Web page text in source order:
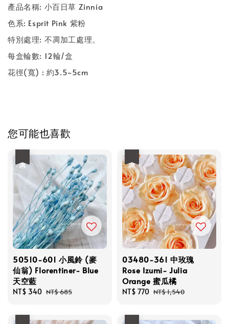
產品名稱: 小百日草 Zinnia
色系: Esprit Pink 紫粉
特別處理: 不凋加工處理。
每盒輪數: 12輪/盒
花徑(寬) : 約3.5~5cm
您可能也喜歡
50510-601 小風鈴 (麥
仙翁) Florentiner- Blue
天空藍
Sale
NT$ 340 Regular
NT$ 685
03480-361 中玫瑰
Rose Izumi- Julia
Orange 蜜瓜橘
Sale
NT$ 770 Regular
NT$ 1,540